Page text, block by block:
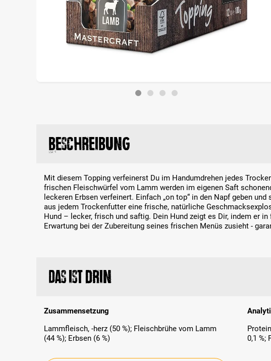
Beschreibung
Mit diesem Topping verfeinerst Du im Handumdrehen jedes
frischen Fleischwürfel vom Lamm werden im eigenen Saft
leckeren Erbsen verfeinert. Einfach „on top“ in den Napf geben
aus jedem Trockenfutter eine frische, natürliche
Hund – lecker, frisch und saftig. Dein Hund zeigt es Dir, indem er in
Erwartung bei der Zubereitung seines frischen Menüs zusieht -
Das ist drin
Zusammensetzung
Lammfleisch, -herz (50 %); Fleischbrühe vom Lamm
(44 %); Erbsen (6 %)
0,1 %;